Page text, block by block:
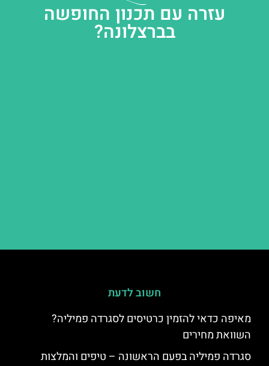
עזרה עם תכנון החופשה
בברצלונה?
חשוב לדעת
מאיפה כדאי להזמין כרטיסים לסגרדה פמיליה?
השוואת מחירים
סגרדה פמיליה בפעם הראשונה – טיפים והמלצות